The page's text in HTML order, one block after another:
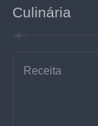
Culinária
Receita